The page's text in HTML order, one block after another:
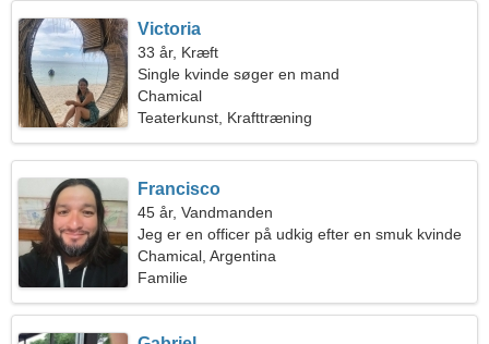
Victoria
33 år, Kræft
Single kvinde søger en mand
Chamical
Teaterkunst, Krafttræning
Francisco
45 år, Vandmanden
Jeg er en officer på udkig efter en smuk kvinde
Chamical, Argentina
Familie